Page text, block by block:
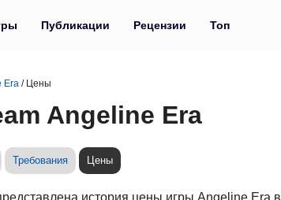
Публикации Рецензии Топ
Era / Цены
Angeline Era
Требования Цены
история цены игры Angeline Era